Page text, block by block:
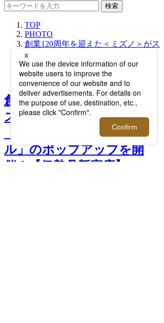
検索
TOP
PHOTO
創業120周年を迎えた＜ミズノ＞がス
ニーカーライン「ミズノスポーツス
タイル」のポップアップを開催！
【伊勢丹新宿店】
創業120周年を迎えた＜ミ
ズノ＞がスニーカーライン
「ミズノスポーツスタイ
ル」のポップアップを開
催！【伊勢丹新宿店】 >>